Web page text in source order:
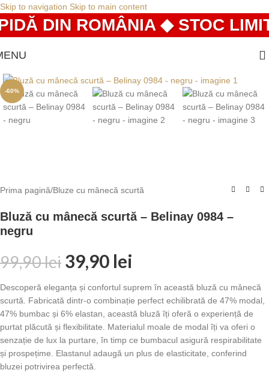
Skip to navigation Skip to main content
DIN ROMÂNIA ◆ STOC
-60%
Prima pagină/Bluze cu mânecă scurtă
Bluză cu mânecă scurtă – Belinay 0984 –
negru
99,90lei 39,90 lei
Descoperă eleganța și confortul suprem în această bluză cu mânecă
scurtă. Fabricată dintr-o combinație perfect echilibrată de 47% modal,
47% bumbac și 6% elastan, această bluză îți oferă o experiență de
purtat plăcută și flexibilitate. Materialul moale de modal îți va oferi o
senzație de lux la purtare, în timp ce bumbacul asigură respirabilitate
și prospețime. Elastanul adaugă un plus de elasticitate, conferind
bluzei potrivirea perfectă.